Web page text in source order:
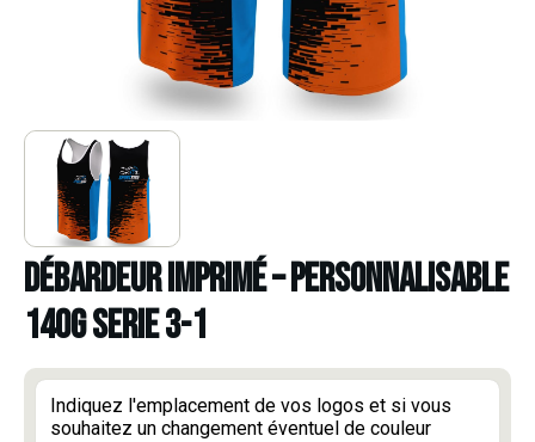
DÉBARDEUR IMPRIMÉ – PERSONNALISABLE
140g SERIE 3-1
Indiquez l'emplacement de vos logos et si vous
souhaitez un changement éventuel de couleur